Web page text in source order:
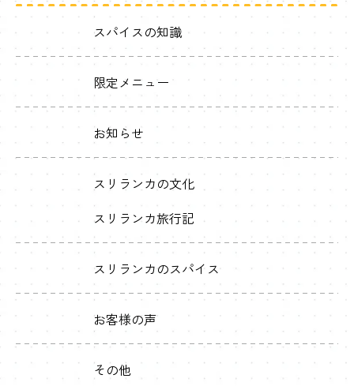
スパイスの知識
限定メニュー
お知らせ
スリランカの文化
スリランカ旅行記
スリランカのスパイス
お客様の声
その他